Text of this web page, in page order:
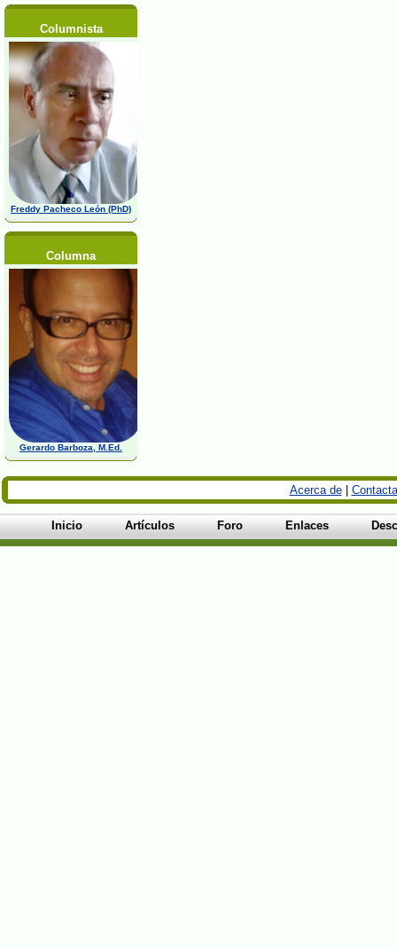
Columnista
Freddy Pacheco León (PhD)
Columna
Gerardo Barboza, M.Ed.
Acerca de|
Inicio Artículos Foro Enlaces